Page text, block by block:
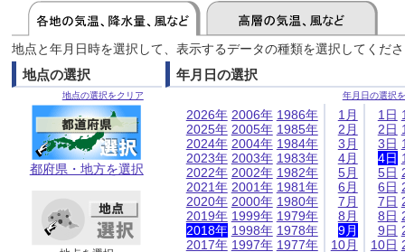
地点と年月日時を選択して、表示するデータの種類を選択してくだ
地点の選択
地点の選択をクリア
都府県・地方を選択
年月日の選択
年月日の選択
2026年
2025年
2024年
2023年
2022年
2021年
2020年
2019年
2018年
2017年
2006年
2005年
2004年
2003年
2002年
2001年
2000年
1999年
1998年
1997年
1986年
1985年
1984年
1983年
1982年
1981年
1980年
1979年
1978年
1977年
1月
2月
3月
4月
5月
6月
7月
8月
9月
10月
1日
2日
3日
4日
5日
6日
7日
8日
9日
10日